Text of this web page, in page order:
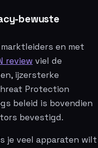
bewuste
en met
review viel de
ijzersterke
Protection
beleid is bovendien
bevestigd.
je veel apparaten wilt